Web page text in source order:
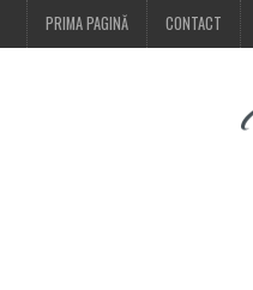
PRIMA PAGINĂ CONTACT